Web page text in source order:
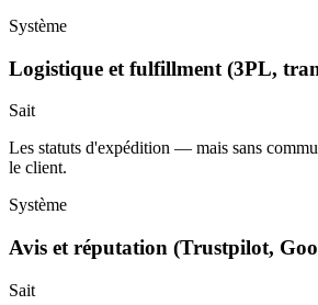
Système
Logistique et fulfillment (3PL,
Sait
Les statuts d'expédition — mais sans
le client.
Système
Avis et réputation (Trustpilot,
Sait